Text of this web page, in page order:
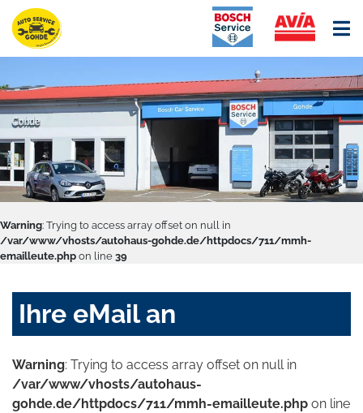
Warning: Trying to access array offset on null in
/var/www/vhosts/autohaus-gohde.de/httpdocs/711/mmh-
emailleute.php on line 39
Ihre eMail an
Warning: Trying to access array offset on null in
/var/www/vhosts/autohaus-
gohde.de/httpdocs/711/mmh-emailleute.php on line